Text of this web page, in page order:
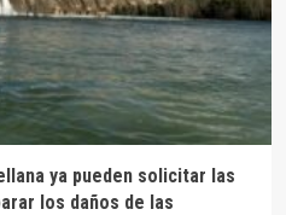
ya pueden solicitar las
los daños de las